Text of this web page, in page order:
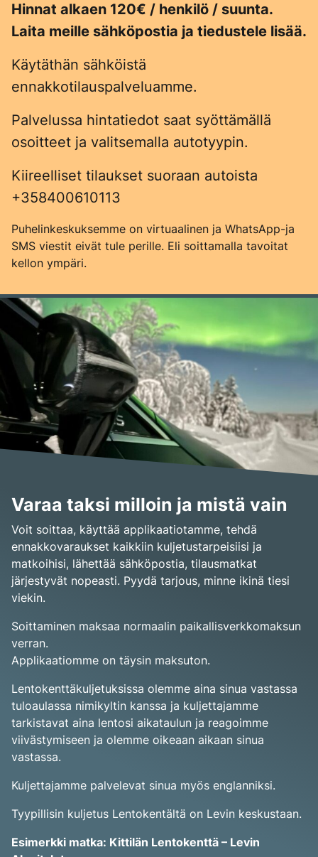
Hinnat alkaen 120€ / henkilö / suunta.
Laita meille sähköpostia ja tiedustele lisää.
Käytäthän sähköistä
ennakkotilauspalveluamme.
Palvelussa hintatiedot saat syöttämällä
osoitteet ja valitsemalla autotyypin.
Kiireelliset tilaukset suoraan autoista
+358400610113
Puhelinkeskuksemme on virtuaalinen ja WhatsApp-ja
SMS viestit eivät tule perille. Eli soittamalla tavoitat
kellon ympäri.
Varaa taksi milloin ja mistä vain
Voit soittaa, käyttää applikaatiotamme, tehdä
ennakkovaraukset kaikkiin kuljetustarpeisiisi ja
matkoihisi, lähettää sähköpostia, tilausmatkat
järjestyvät nopeasti. Pyydä tarjous, minne ikinä tiesi
viekin.
Soittaminen maksaa normaalin paikallisverkkomaksun
verran.
Applikaatiomme on täysin maksuton.
Lentokenttäkuljetuksissa olemme aina sinua vastassa
tuloaulassa nimikyltin kanssa ja kuljettajamme
tarkistavat aina lentosi aikataulun ja reagoimme
viivästymiseen ja olemme oikeaan aikaan sinua
vastassa.
Kuljettajamme palvelevat sinua myös englanniksi.
Tyypillisin kuljetus Lentokentältä on Levin keskustaan.
Esimerkki matka: Kittilän Lentokenttä – Levin